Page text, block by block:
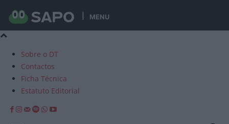
MENU
Sobre o DT
Contactos
Ficha Técnica
Estatuto Editorial